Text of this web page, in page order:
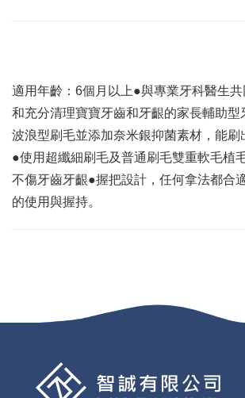
適用年齡：6個月以上●與專業牙科醫生
和充分清理寶寶牙齒和牙齦的家長輔助型
波浪型刷毛並添加奈米銀抑菌素材，能刷
●使用超纖細刷毛及普通刷毛雙重軟毛植
不傷牙齒牙齦●握把設計，任何拿法都合
的使用與握持。